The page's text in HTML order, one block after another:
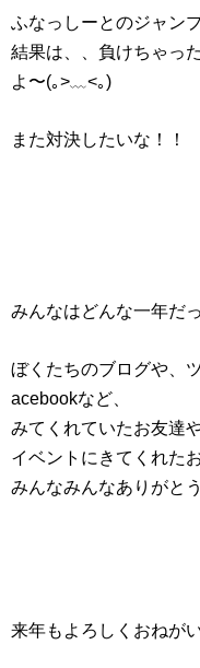
ふなっしーとのジャン
結果は、、負けちゃっ
よ〜(｡>﹏<｡)
また対決したいな！！
みんなはどんな一年だ
ぼくたちのブログや、
acebookなど、
みてくれていたお友達や
イベントにきてくれた
みんなみんなありがと
来年もよろしくおねが